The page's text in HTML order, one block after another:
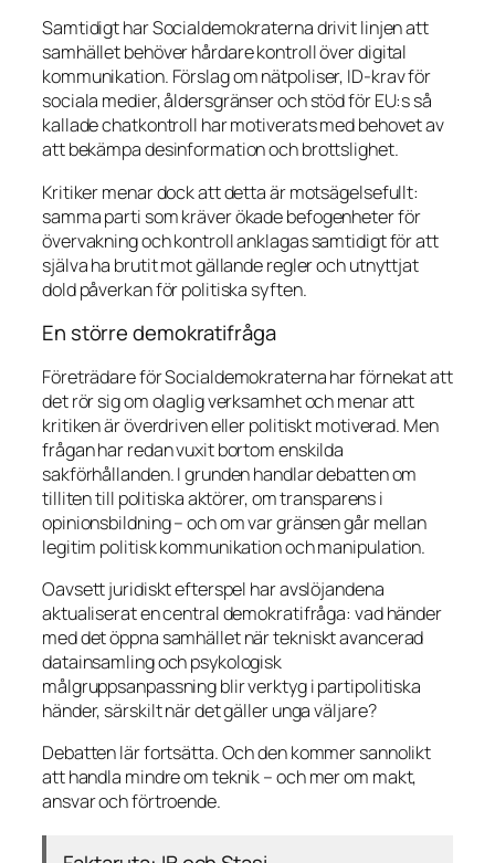
Samtidigt har Socialdemokraterna drivit linjen att
samhället behöver hårdare kontroll över digital
kommunikation. Förslag om nätpoliser, ID-krav för
sociala medier, åldersgränser och stöd för EU:s så
kallade chatkontroll har motiverats med behovet av
att bekämpa desinformation och brottslighet.
Kritiker menar dock att detta är motsägelsefullt:
samma parti som kräver ökade befogenheter för
övervakning och kontroll anklagas samtidigt för att
själva ha brutit mot gällande regler och utnyttjat
dold påverkan för politiska syften.
En större demokratifråga
Företrädare för Socialdemokraterna har förnekat att
det rör sig om olaglig verksamhet och menar att
kritiken är överdriven eller politiskt motiverad. Men
frågan har redan vuxit bortom enskilda
sakförhållanden. I grunden handlar debatten om
tilliten till politiska aktörer, om transparens i
opinionsbildning – och om var gränsen går mellan
legitim politisk kommunikation och manipulation.
Oavsett juridiskt efterspel har avslöjandena
aktualiserat en central demokratifråga: vad händer
med det öppna samhället när tekniskt avancerad
datainsamling och psykologisk
målgruppsanpassning blir verktyg i partipolitiska
händer, särskilt när det gäller unga väljare?
Debatten lär fortsätta. Och den kommer sannolikt
att handla mindre om teknik – och mer om makt,
ansvar och förtroende.